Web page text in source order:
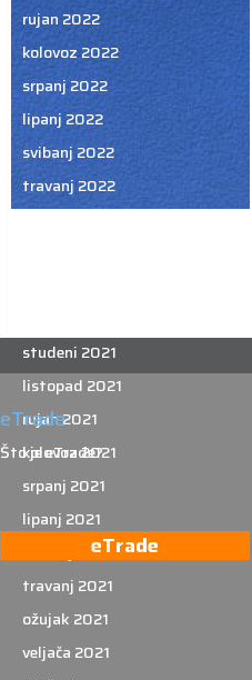
rujan 2022
kolovoz 2022
srpanj 2022
lipanj 2022
svibanj 2022
travanj 2022
studeni 2021
listopad 2021
rujan 2021
kolovoz 2021
srpanj 2021
lipanj 2021
svibanj 2021
travanj 2021
ožujak 2021
veljača 2021
eTrade
Što je eTrade?
eTrade